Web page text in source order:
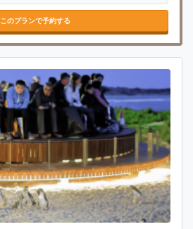
このプランで予約する